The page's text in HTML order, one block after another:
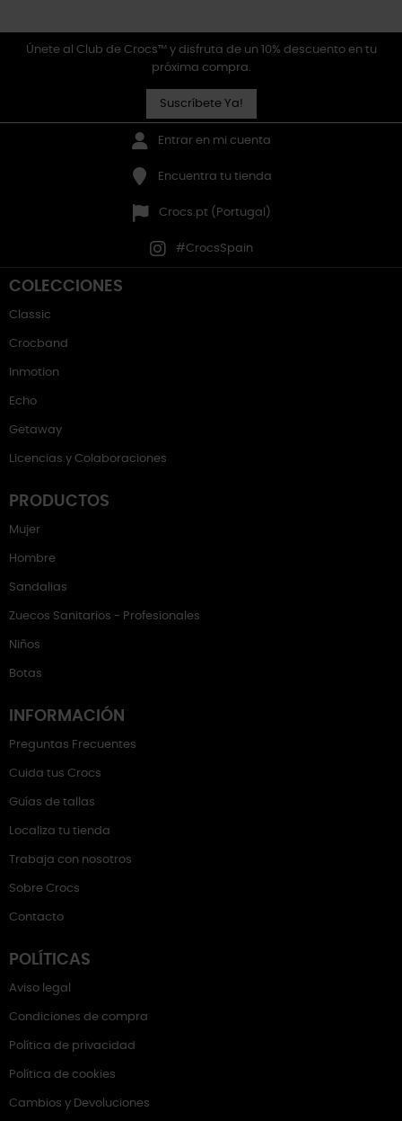
Únete al Club de Crocs™ y disfruta de un 10% descuento en tu
próxima compra.
Suscríbete Ya!
Entrar en mi cuenta
Encuentra tu tienda
Crocs.pt (Portugal)
#CrocsSpain
COLECCIONES
Classic
Crocband
Inmotion
Echo
Getaway
Licencias y Colaboraciones
PRODUCTOS
Mujer
Hombre
Sandalias
Zuecos Sanitarios - Profesionales
Niños
Botas
INFORMACIÓN
Preguntas Frecuentes
Cuida tus Crocs
Guías de tallas
Localiza tu tienda
Trabaja con nosotros
Sobre Crocs
Contacto
POLÍTICAS
Aviso legal
Condiciones de compra
Política de privacidad
Política de cookies
Cambios y Devoluciones